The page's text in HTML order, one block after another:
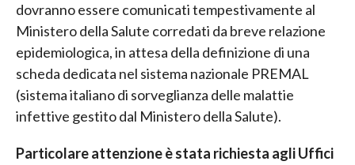
dovranno essere comunicati tempestivamente al
Ministero della Salute corredati da breve relazione
epidemiologica, in attesa della definizione di una
scheda dedicata nel sistema nazionale PREMAL
(sistema italiano di sorveglianza delle malattie
infettive gestito dal Ministero della Salute).
Particolare attenzione è stata richiesta agli Uffici